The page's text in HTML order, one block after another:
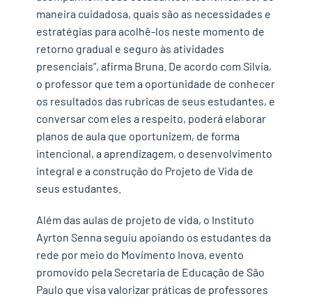
maneira cuidadosa, quais são as necessidades e
estratégias para acolhê-los neste momento de
retorno gradual e seguro às atividades
presenciais”, afirma Bruna. De acordo com Silvia,
o professor que tem a oportunidade de conhecer
os resultados das rubricas de seus estudantes, e
conversar com eles a respeito, poderá elaborar
planos de aula que oportunizem, de forma
intencional, a aprendizagem, o desenvolvimento
integral e a construção do Projeto de Vida de
seus estudantes.
Além das aulas de projeto de vida, o Instituto
Ayrton Senna seguiu apoiando os estudantes da
rede por meio do Movimento Inova, evento
promovido pela Secretaria de Educação de São
Paulo que visa valorizar práticas de professores